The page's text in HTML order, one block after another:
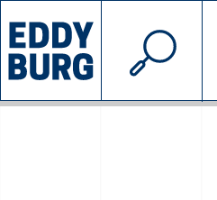
INIZIATIVE
© 2026